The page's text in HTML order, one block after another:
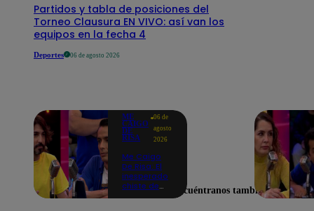
Partidos y tabla de posiciones del
Torneo Clausura EN VIVO: así van los
equipos en la fecha 4
Deportes 06 de agosto 2026
ME
CAIGO
DE
RISA
06 de
agosto
2026
Me Caigo
De Risa: El
inesperado
chiste de
Encuéntranos también en